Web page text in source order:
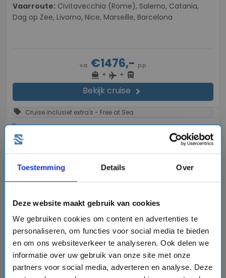
Toestemming Details Over
Deze website maakt gebruik van cookies
We gebruiken cookies om content en advertenties te
personaliseren, om functies voor social media te bieden
en om ons websiteverkeer te analyseren. Ook delen we
informatie over uw gebruik van onze site met onze
partners voor social media, adverteren en analyse. Deze
Vaarroute:
Dag op Zee, Livorno, Nice, Marseille, Barcelona
v.a.€1476,- p.p.
directions_boat + flight + directions_bus
Bekijk cruise chevron_right
sell Cruise inclusief extra's - Free at Sea
Vergelijk
#Familiecruises
favorite
chevron_right